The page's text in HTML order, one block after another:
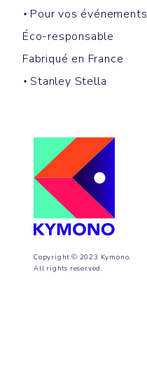
Pour vos événements
Éco-responsable
Fabriqué en France
Stanley Stella
Copyright © 2023 Kymono.
All rights reserved.